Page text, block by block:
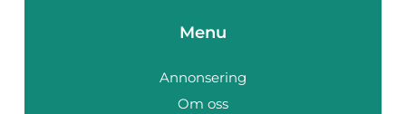
Menu
Annonsering
Om oss